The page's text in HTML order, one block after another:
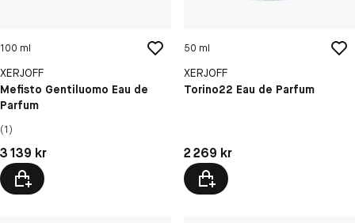
100 ml
XERJOFF
Mefisto Gentiluomo Eau de
Parfum
(1)
Pris: 3 139 kr
3 139 kr
50 ml
XERJOFF
Torino22 Eau de Parfum
Pris: 2 269 kr
2 269 kr